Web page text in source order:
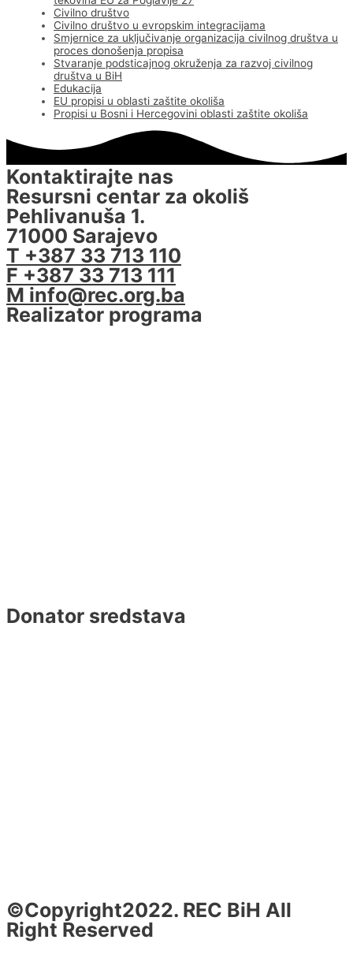
Civilno društvo
Civilno društvo u evropskim integracijama
Smjernice za uključivanje organizacija civilnog društva u
proces donošenja propisa
Stvaranje podsticajnog okruženja za razvoj civilnog
društva u BiH
Edukacija
EU propisi u oblasti zaštite okoliša
Propisi u Bosni i Hercegovini oblasti zaštite okoliša
Kontaktirajte nas
Resursni centar za okoliš
Pehlivanuša 1.
71000 Sarajevo
T +387 33 713 110
F +387 33 713 111
M info@rec.org.ba
Realizator programa
Donator sredstava
©Copyright2022. REC BiH All
Right Reserved
Design & Development By